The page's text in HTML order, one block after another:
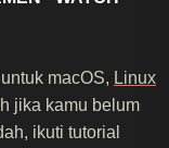
macOS, Linux
jika kamu belum
ikuti tutorial